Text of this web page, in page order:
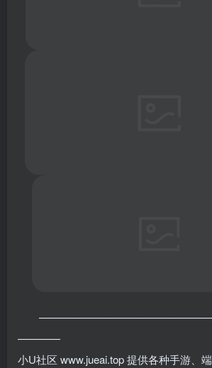
————
小U社区 www.jueai.top 提供各种手游、